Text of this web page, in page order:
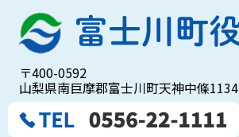
〒400-0592
山梨県南巨摩郡富士川町天神中條1134